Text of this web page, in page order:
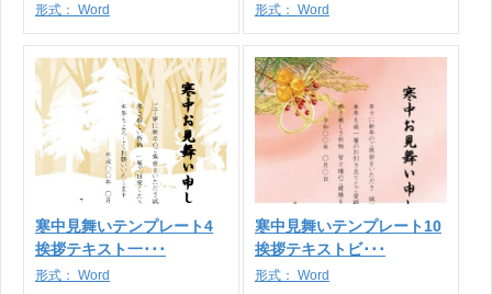
形式： Word 形式： Word
寒中見舞いテンプレート4
挨拶テキスト一･･･
形式： Word
寒中見舞いテンプレート10
挨拶テキストビ･･･
形式： Word